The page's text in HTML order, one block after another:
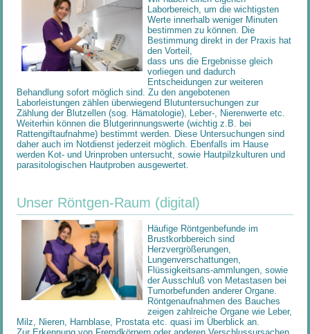
Laborbereich, um die wichtigsten
Werte innerhalb weniger Minuten
bestimmen zu können. Die
Bestimmung direkt in der Praxis hat
den Vorteil,
dass uns die Ergebnisse gleich
vorliegen und dadurch
Entscheidungen zur weiteren
Behandlung sofort möglich sind. Zu den angebotenen
Laborleistungen zählen überwiegend Blutuntersuchungen zur
Zählung der Blutzellen (sog. Hämatologie), Leber-, Nierenwerte etc.
Weiterhin können die Blutgerinnungswerte (wichtig z.B. bei
Rattengiftaufnahme) bestimmt werden. Diese Untersuchungen sind
daher auch im Notdienst jederzeit möglich. Ebenfalls im Hause
werden Kot- und Urinproben untersucht, sowie Hautpilzkulturen und
parasitologischen Hautproben ausgewertet.
Unser Röntgen-Raum (digital)
Häufige Röntgenbefunde im
Brustkorbbereich sind
Herzvergrößerungen,
Lungenverschattungen,
Flüssigkeitsans-ammlungen, sowie
der Ausschluß von Metastasen bei
Tumorbefunden anderer Organe.
Röntgenaufnahmen des Bauches
zeigen zahlreiche Organe wie Leber,
Milz, Nieren, Harnblase, Prostata etc. quasi im Überblick an.